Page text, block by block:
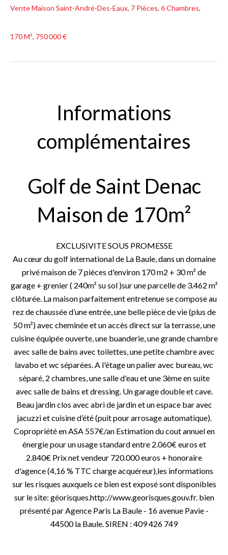
Vente Maison Saint-André-Des-Eaux, 7 Pièces, 6 Chambres,
170 M², 750 000 €
Informations
complémentaires
Golf de Saint Denac
Maison de 170m²
EXCLUSIVITE SOUS PROMESSE
Au cœur du golf international de La Baule, dans un domaine
privé maison de 7 pièces d'environ 170 m2 + 30 m² de
garage + grenier ( 240m² su sol )sur une parcelle de 3.462 m²
clôturée. La maison parfaitement entretenue se compose au
rez de chaussée d’une entrée, une belle pièce de vie (plus de
50 m²) avec cheminée et un accès direct sur la terrasse, une
cuisine équipée ouverte, une buanderie, une grande chambre
avec salle de bains avec toilettes, une petite chambre avec
lavabo et wc séparées. A l'étage un palier avec bureau, wc
séparé, 2 chambres, une salle d'eau et une 3ème en suite
avec salle de bains et dressing. Un garage double et cave.
Beau jardin clos avec abri de jardin et un espace bar avec
jacuzzi et cuisine d’été (puit pour arrosage automatique).
Copropriété en ASA 557€/an Estimation du cout annuel en
énergie pour un usage standard entre 2.060€ euros et
2.840€ Prix net vendeur 720.000 euros + honoraire
d'agence (4,16 % TTC charge acquéreur),les informations
sur les risques auxquels ce bien est exposé sont disponibles
sur le site: géorisques.http://www.georisques.gouv.fr. bien
présenté par Agence Paris La Baule - 16 avenue Pavie -
44500 la Baule. SIREN : 409 426 749